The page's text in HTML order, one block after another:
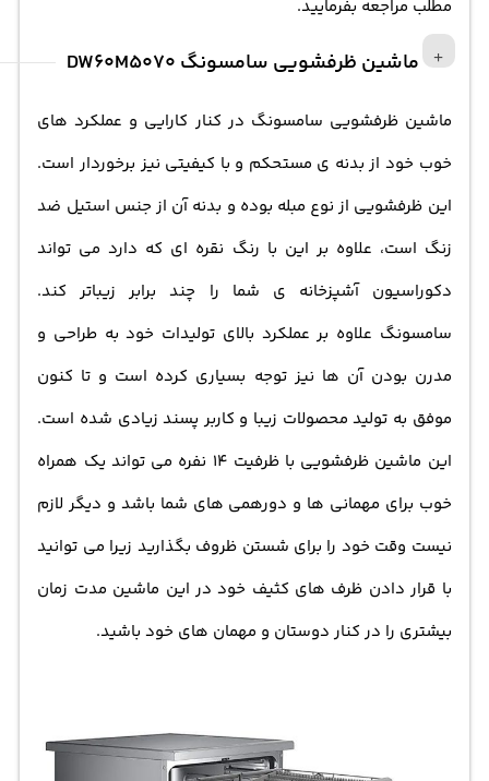
شستشوی ظروف خود را از طریق این صفحه در اختیار داشته
باشید. اما این پایان کار نیست؛ با ماشین ظرفشویی
ظروف بزرگ خود باشید زیرا با قابلیت تنظیم ارتفاع قفسه هایی
که دارد به راحتی ظرف های بزرگ را نیز در خود جا داده و
شستشو می دهد.
مطلب مراجعه بفرمایید.
ماشین ظرفشویی سامسونگ DW60M5070
ماشین ظرفشویی سامسونگ در کنار کارایی و عملکرد های
خوب خود از بدنه ی مستحکم و با کیفیتی نیز برخوردار است.
این ظرفشویی از نوع مبله بوده و بدنه آن از جنس استیل ضد
زنگ است، علاوه بر این با رنگ نقره ای که دارد می تواند
دکوراسیون آشپزخانه ی شما را چند برابر زیباتر کند.
سامسونگ علاوه بر عملکرد بالای تولیدات خود به طراحی و
مدرن بودن آن ها نیز توجه بسیاری کرده است و تا کنون
موفق به تولید محصولات زیبا و کاربر پسند زیادی شده است.
این ماشین ظرفشویی
با ظرفیت 14 نفره می تواند یک همراه
خوب برای مهمانی ها و دورهمی های شما باشد و دیگر لازم
نیست وقت خود را برای شستن ظروف بگذارید زیرا می توانید
با قرار دادن ظرف های کثیف خود در این ماشین مدت زمان
بیشتری را در کنار دوستان و مهمان های خود باشید.